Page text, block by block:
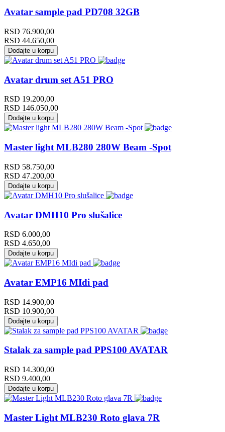
Avatar sample pad PD708 32GB
RSD 76.900,00
RSD 44.650,00
Dodajte u korpu
Avatar drum set A51 PRO
RSD 19.200,00
RSD 146.050,00
Dodajte u korpu
Master light MLB280 280W Beam -Spot
RSD 58.750,00
RSD 47.200,00
Dodajte u korpu
Avatar DMH10 Pro slušalice
RSD 6.000,00
RSD 4.650,00
Dodajte u korpu
Avatar EMP16 MIdi pad
RSD 14.900,00
RSD 10.900,00
Dodajte u korpu
Stalak za sample pad PPS100 AVATAR
RSD 14.300,00
RSD 9.400,00
Dodajte u korpu
Master Light MLB230 Roto glava 7R